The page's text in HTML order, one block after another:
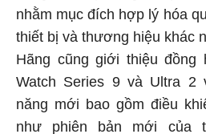
nhằm mục đích hợp lý hóa
thiết bị và thương hiệu khác
Hãng cũng giới thiệu đồng
Watch Series 9 và Ultra 2
năng mới bao gồm điều
như phiên bản mới của